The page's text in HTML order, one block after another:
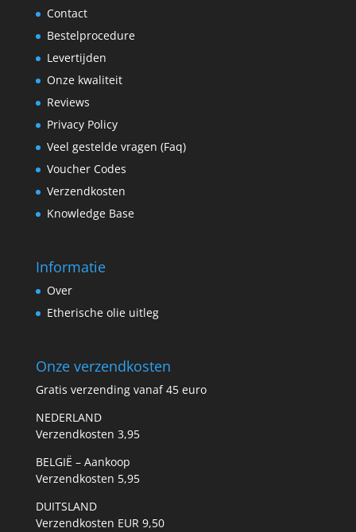
Contact
Bestelprocedure
Levertijden
Onze kwaliteit
Reviews
Privacy Policy
Veel gestelde vragen (Faq)
Voucher Codes
Verzendkosten
Knowledge Base
Informatie
Over
Etherische olie uitleg
Onze verzendkosten
Gratis verzending vanaf 45 euro
NEDERLAND
Verzendkosten 3,95
BELGIË – Aankoop
Verzendkosten 5,95
DUITSLAND
Verzendkosten EUR 9,50